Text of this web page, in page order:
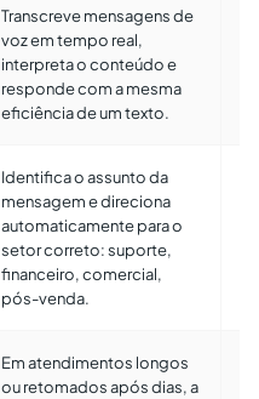
Transcreve mensagens de
voz em tempo real,
interpreta o conteúdo e
responde com a mesma
eficiência de um texto.
Identifica o assunto da
mensagem e direciona
automaticamente para o
setor correto: suporte,
financeiro, comercial,
pós-venda.
Em atendimentos longos
ou retomados após dias, a